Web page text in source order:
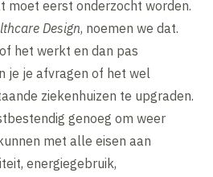
moet eerst onderzocht worden.
Design, noemen we dat.
het werkt en dan pas
je je afvragen of het wel
ziekenhuizen te upgraden.
genoeg om weer
met alle eisen aan
energiegebruik,